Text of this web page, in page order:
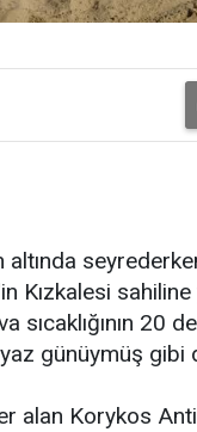
altında
sahiline
sıcaklığının 20
günüymüş
alan Korykos